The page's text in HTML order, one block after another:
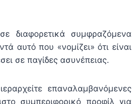
διαφορετικά συμφραζόμενα
αυτό που «νομίζει» ότι είναι
σε παγίδες ασυνέπειας.
επαναλαμβανόμενες
συμπεριφορικό προφίλ για